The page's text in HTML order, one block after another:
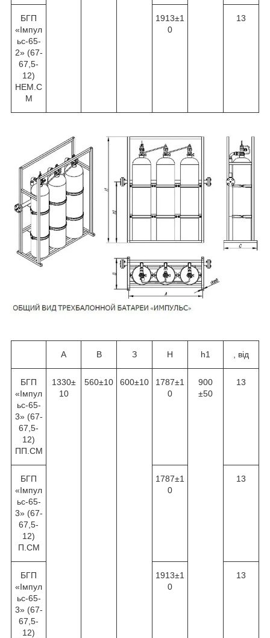
БГП
«Імпул
ьс-65-
2» (67-
67,5-
12)
НЕМ.С
М
1913±1
0
13
А В З Н h1 , від
БГП
«Імпул
ьс-65-
3» (67-
67,5-
12)
ПП.СМ
1330±
10
560±10 600±10
1787±1
0
900
±50
13
БГП
«Імпул
ьс-65-
3» (67-
67,5-
12)
П.СМ
1787±1
0
13
БГП
«Імпул
ьс-65-
3» (67-
67,5-
12)
1913±1
0
13